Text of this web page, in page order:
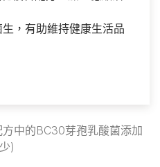
，有助維持健康生活品
中的BC30芽孢乳酸菌添加
)